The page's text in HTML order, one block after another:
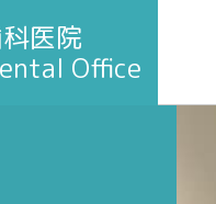
医院
Office